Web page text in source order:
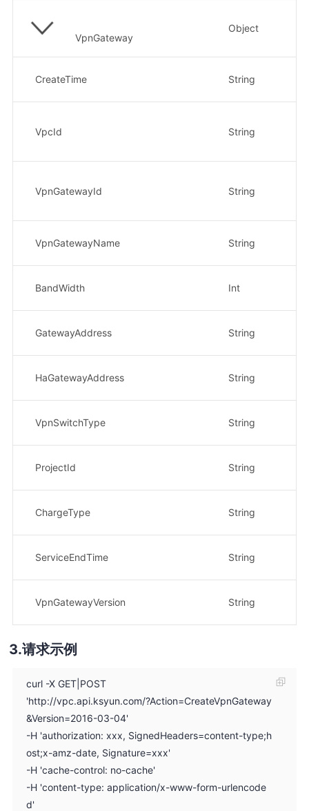
VpnGateway
Object
CreateTime String
VpcId String
VpnGatewayId String
VpnGatewayName String
BandWidth Int
GatewayAddress String
HaGatewayAddress String
VpnSwitchType String
ProjectId String
ChargeType String
ServiceEndTime String
VpnGatewayVersion String
请求示例
curl -X GET|POST
'http://vpc.api.ksyun.com/?Action=CreateVpnGateway
&Version=2016-03-04'
-H 'authorization: xxx, SignedHeaders=content-type;h
ost;x-amz-date, Signature=xxx'
-H 'cache-control: no-cache'
-H 'content-type: application/x-www-form-urlencode
d'